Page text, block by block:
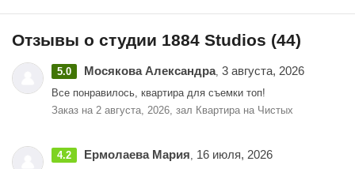
Отзывы о студии 1884 Studios (44)
5.0 Мосякова Александра, 3 августа, 2026
Все понравилось, квартира для съемки топ!
Заказ на 2 августа, 2026, зал Квартира на Чистых
4.2 Ермолаева Мария 16 июля, 2026